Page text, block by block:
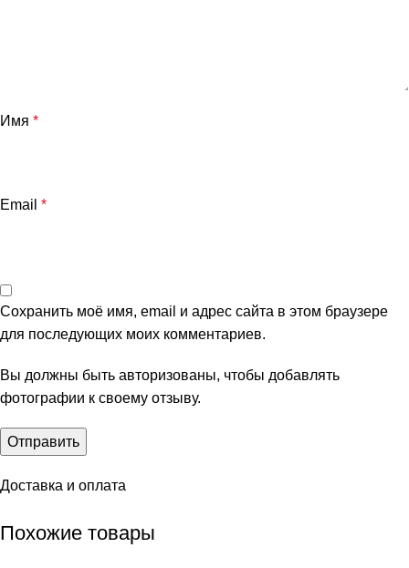
Имя *
Email *
Сохранить моё имя, email и адрес сайта в этом браузере
для последующих моих комментариев.
Вы должны быть авторизованы, чтобы добавлять
фотографии к своему отзыву.
Доставка и оплата
Похожие товары